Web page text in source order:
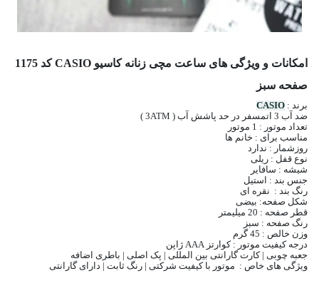
امکانات و ویژگی های ساعت مچی زنانه کاسیو CASIO کد 1175
صفحه سبز
برند : CASIO
ضد آب 3 اتمسفر در حد پاشش آب ( 3ATM )
تعداد موتور : 1 موتور
مناسب برای : خانم ها
روزشمار : ندارد
نوع قفل : ریلی
شیشه : سافایر
جنس بند : استیل
رنگ بند : نقره ای
شکل صفحه: بیضی
قطر صفحه : 20 میلیمتر
رنگ صفحه : سبز
وزن خالص : 45 گرم
درجه کیفیت موتور : کوارتز AAA ژاپن
جعبه چوبی | کارت گارانتی بین المللی | پک اصلی | باطری اضافه
ویژگی های خاص : موتور با کیفیت شرکتی | رنگ ثابت | دارای گارانتی